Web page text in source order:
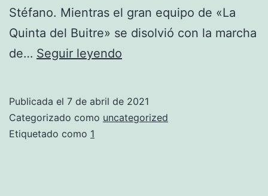
Stéfano. Mientras el gran equipo de «La
Quinta del Buitre» se disolvió con la marcha
de… Seguir leyendo
madrid
Publicada el 7 de abril de 2021
Categorizado como uncategorized
Etiquetado como 1